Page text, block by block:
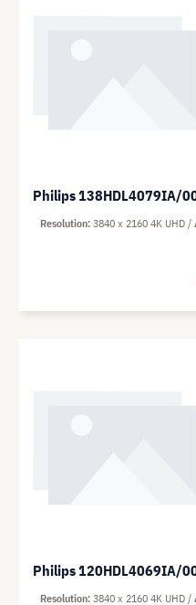
Philips 138HDL4079IA/
Resolution 3840 x 2160 4K UHD
Philips 120HDL4069IA/
Resolution 3840 x 2160 4K UHD